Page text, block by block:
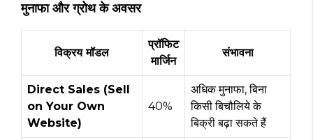
मुनाफा और ग्रोथ के अवसर
विक्रय मॉडल
प्रॉफिट
मार्जिन
संभावना
Direct Sales (Sell
on Your Own
Website)
40%
अधिक मुनाफा, बिना
किसी बिचौलिये के
बिक्री बढ़ा सकते हैं